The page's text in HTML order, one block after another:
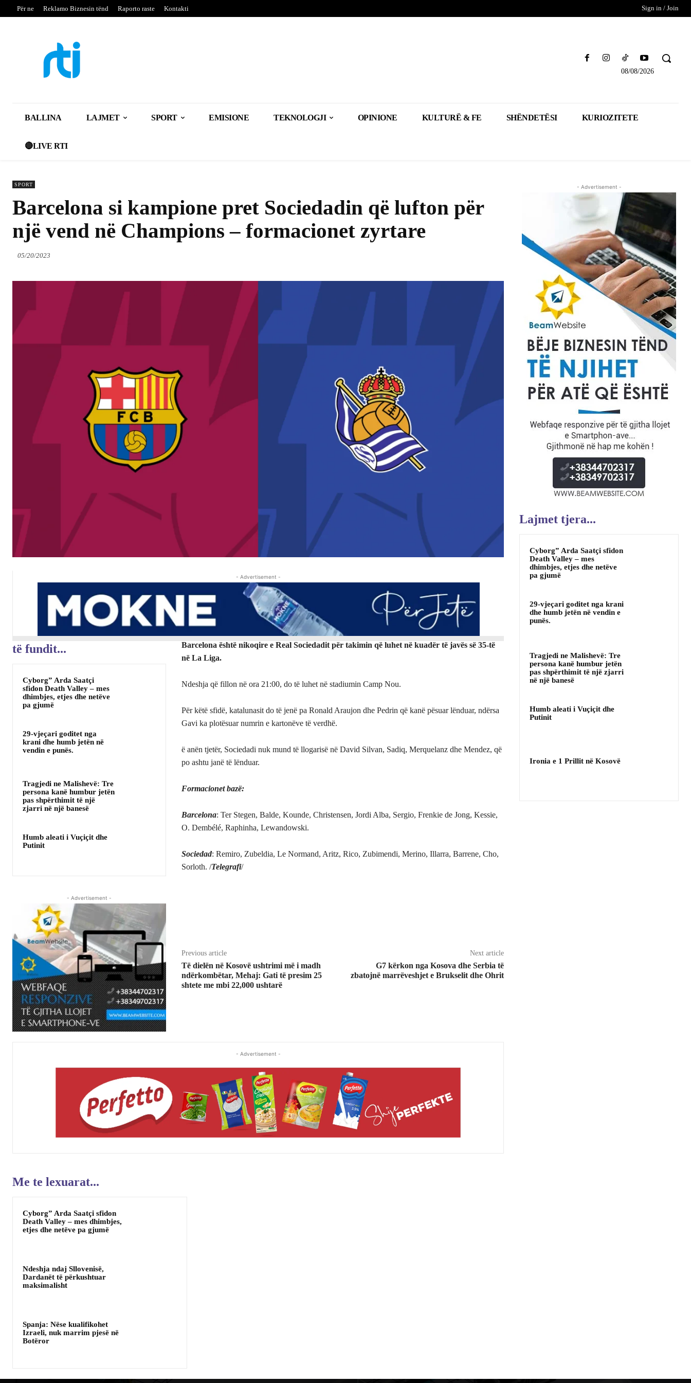
Për ne Reklamo Biznesin tënd Raporto raste Kontakti Sign in / Join
08/08/2026
BALLINA LAJMET SPORT EMISIONE TEKNOLOGJI OPINIONE KULTURË & FE SHËNDETËSI KURIOZITETE
🔴LIVE RTI
SPORT
Barcelona si kampione pret Sociedadin që lufton për
një vend në Champions – formacionet zyrtare
05/20/2023
- Advertisement -
të fundit...
Cyborg” Arda Saatçi
sfidon Death Valley – mes
dhimbjes, etjes dhe netëve
pa gjumë
29-vjeçari goditet nga
krani dhe humb jetën në
vendin e punës.
Tragjedi ne Malishevë: Tre
persona kanë humbur jetën
pas shpërthimit të një
zjarri në një banesë
Humb aleati i Vuçiçit dhe
Putinit
- Advertisement -
Barcelona është nikoqire e Real Sociedadit për takimin që luhet në kuadër të javës së 35-të
në La Liga.
Ndeshja që fillon në ora 21:00, do të luhet në stadiumin Camp Nou.
Për këtë sfidë, katalunasit do të jenë pa Ronald Araujon dhe Pedrin që kanë pësuar lënduar, ndërsa
Gavi ka plotësuar numrin e kartonëve të verdhë.
ë anën tjetër, Sociedadi nuk mund të llogarisë në David Silvan, Sadiq, Merquelanz dhe Mendez, që
po ashtu janë të lënduar.
Formacionet bazë:
Barcelona: Ter Stegen, Balde, Kounde, Christensen, Jordi Alba, Sergio, Frenkie de Jong, Kessie,
O. Dembélé, Raphinha, Lewandowski.
Sociedad: Remiro, Zubeldia, Le Normand, Aritz, Rico, Zubimendi, Merino, Illarra, Barrene, Cho,
Sorloth. /Telegrafi/
Previous article
Të dielën në Kosovë ushtrimi më i madh
ndërkombëtar, Mehaj: Gati të presim 25
shtete me mbi 22,000 ushtarë
Next article
G7 kërkon nga Kosova dhe Serbia të
zbatojnë marrëveshjet e Brukselit dhe Ohrit
- Advertisement -
Me te lexuarat...
Cyborg” Arda Saatçi sfidon
Death Valley – mes dhimbjes,
etjes dhe netëve pa gjumë
Ndeshja ndaj Sllovenisë,
Dardanët të përkushtuar
maksimalisht
Spanja: Nëse kualifikohet
Izraeli, nuk marrim pjesë në
Botëror
- Advertisement -
Lajmet tjera...
Cyborg” Arda Saatçi sfidon
Death Valley – mes
dhimbjes, etjes dhe netëve
pa gjumë
29-vjeçari goditet nga krani
dhe humb jetën në vendin e
punës.
Tragjedi ne Malishevë: Tre
persona kanë humbur jetën
pas shpërthimit të një zjarri
në një banesë
Humb aleati i Vuçiçit dhe
Putinit
Ironia e 1 Prillit në Kosovë